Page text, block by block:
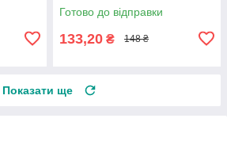
Готово до відправки
133,20 ₴ 148 ₴
Показати ще